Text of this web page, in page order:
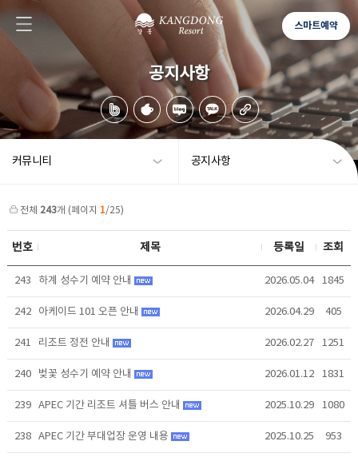
스마트예약
공지사항
커뮤니티 공지사항
전체 243개 (페이지 1/25)
번호 제목 등록일 조회
243 하계 성수기 예약 안내 2026.05.04 1845
242 아케이드 101 오픈 안내 2026.04.29 405
241 리조트 정전 안내 2026.02.27 1251
240 벚꽃 성수기 예약 안내 2026.01.12 1831
239 APEC 기간 리조트 셔틀 버스 안내 2025.10.29 1080
238 APEC 기간 부대업장 운영 내용 2025.10.25 953